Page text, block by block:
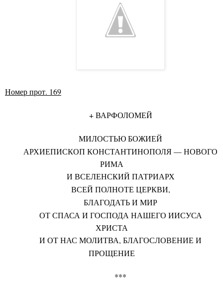
Номер прот. 169
+ ВАРФОЛОМЕЙ
МИЛОСТЬЮ БОЖИЕЙ
АРХИЕПИСКОП КОНСТАНТИНОПОЛЯ — НОВОГО
РИМА
И ВСЕЛЕНСКИЙ ПАТРИАРХ
ВСЕЙ ПОЛНОТЕ ЦЕРКВИ,
БЛАГОДАТЬ И МИР
ОТ СПАСА И ГОСПОДА НАШЕГО ИИСУСА
ХРИСТА
И ОТ НАС МОЛИТВА, БЛАГОСЛОВЕНИЕ И
ПРОЩЕНИЕ
***